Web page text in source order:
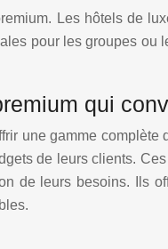
Les hôtels de
pour les groupes
qui
une gamme complète
de leurs clients.
de leurs besoins. Ils